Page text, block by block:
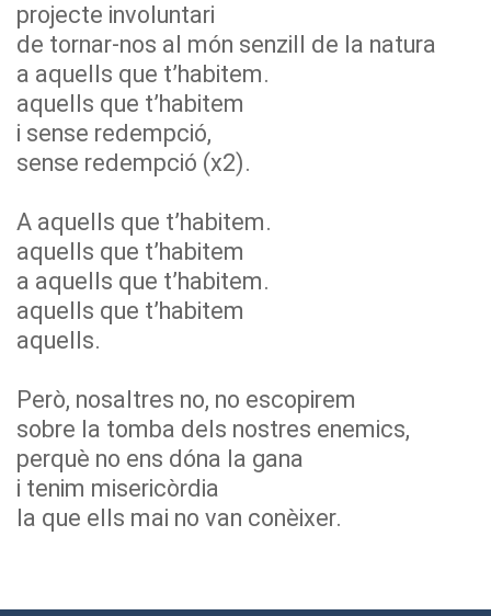
projecte involuntari
de tornar-nos al món senzill de la natura
a aquells que t’habitem.
aquells que t’habitem
i sense redempció,
sense redempció (x2).
A aquells que t’habitem.
aquells que t’habitem
a aquells que t’habitem.
aquells que t’habitem
aquells.
Però, nosaltres no, no escopirem
sobre la tomba dels nostres enemics,
perquè no ens dóna la gana
i tenim misericòrdia
la que ells mai no van conèixer.